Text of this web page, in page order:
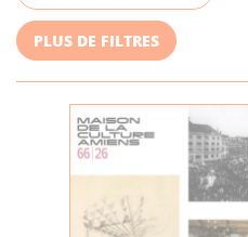
PLUS DE FILTRES